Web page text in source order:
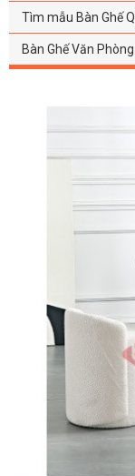
Tìm mẫu Bàn Ghế
Bàn Ghế Văn Phòng